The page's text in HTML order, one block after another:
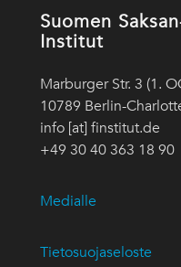
Suomen
Institut
Marburger Str. 3 (1.
10789 Berlin-
info [at] finstitut.de
+49 30 40 363 18 90
Medialle
Tietosuojaseloste